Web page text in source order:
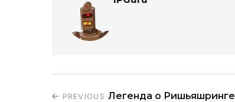
PREVIOUS Легенда о Ришьяшринге